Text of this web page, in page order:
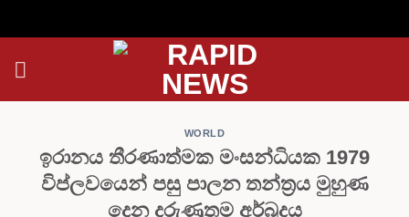
WORLD
ඉරානය තීරණාත්මක මංසන්ධියක 1979
විප්ලවයෙන් පසු පාලන තන්ත්‍රය මුහුණ
දෙන දරුණුතම අර්බුදය